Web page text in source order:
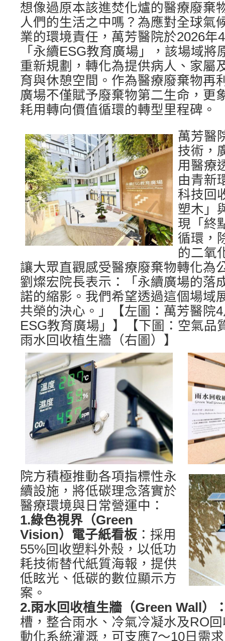
想像過原本該進焚化爐的醫療廢棄
人們的生活之中嗎？為應對全球氣
業的環境責任，萬芳醫院於2026年
「永續ESG教育廣場」，該場域將
重新規劃，轉化為提供病人、家屬
育與休憩空間。作為醫療廢棄物再
廣場不僅賦予廢棄物第二生命，更
耗用轉向價值循環的轉型里程碑。
萬芳醫
技術，
用醫療
由青新
科技回
塑木」
現「終
循環，
的二氧
讓大眾直觀感受醫療廢棄物轉化為
劉燦宏院長表示：「永續廣場的落
諾的縮影。我們希望透過這個場域
共榮的決心。」【左圖：萬芳醫院
ESG教育廣場」】【下圖：空氣品
雨水回收植生牆（右圖）】
院方積極推動各項指標性永
續設施，將低碳理念落實於
醫療環境與日常營運中：
1.綠色視界（Green
Vision）電子紙看板 ：採用
55%回收塑料外殼，以低功
耗技術替代紙質海報，提供
低眩光、低碳的數位顯示方
案。
2.雨水回收植生牆（Green Wall）
槽，整合雨水、冷氣冷凝水及RO
動化系統灌溉，可支應7～10日需